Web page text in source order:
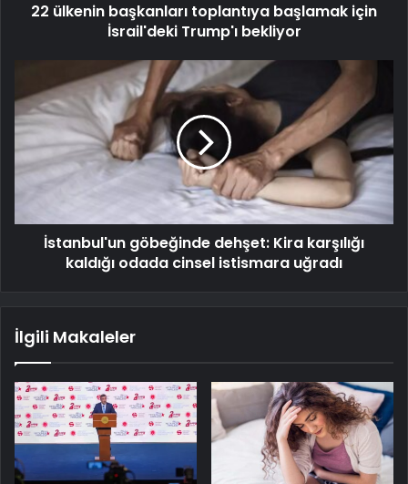
22 ülkenin başkanları toplantıya başlamak için
İsrail'deki Trump'ı bekliyor
İstanbul'un göbeğinde dehşet: Kira karşılığı
kaldığı odada cinsel istismara uğradı
İlgili Makaleler